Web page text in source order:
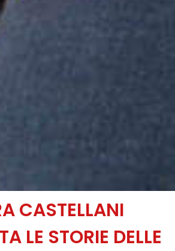
CASTELLANI
LE STORIE DELLE